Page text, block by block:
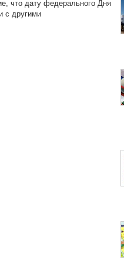
что дату федерального Дня
с другими